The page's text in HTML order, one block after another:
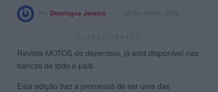
Por Domingos Janeiro 25 Novembro, 2025
Revista MOTOS de dezembro, já está disponível nas
bancas de todo o país.
Esta edição traz a promessa de ser uma das